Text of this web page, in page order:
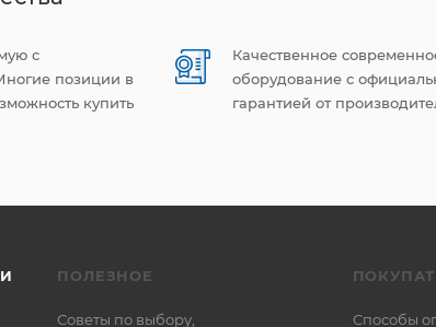
с
позиции в
купить
Качественное
оборудование с
гарантией от
ПОЛЕЗНОЕ
Советы по выбору,
Способы